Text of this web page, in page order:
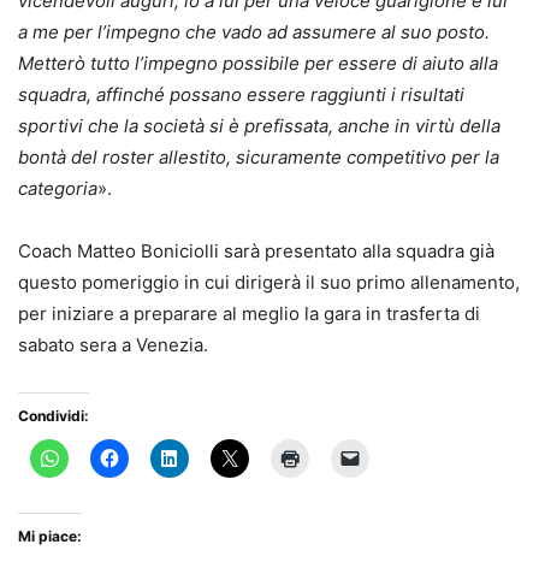
a me per l’impegno che vado ad assumere al suo posto.
Metterò tutto l’impegno possibile per essere di aiuto alla
squadra, affinché possano essere raggiunti i risultati
sportivi che la società si è prefissata, anche in virtù della
bontà del roster allestito, sicuramente competitivo per la
categoria».
Coach Matteo Boniciolli sarà presentato alla squadra già
questo pomeriggio in cui dirigerà il suo primo allenamento,
per iniziare a preparare al meglio la gara in trasferta di
sabato sera a Venezia.
Condividi:
Mi piace: